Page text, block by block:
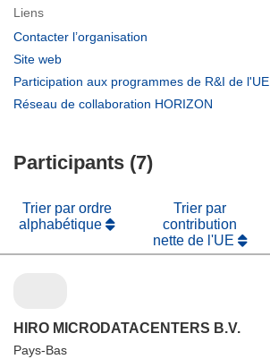
Liens
Contacter l’organisation
fenêtre)
Site web
dans
une
Participation aux programmes de R&I de l'UE
Réseau de collaboration HORIZON
Participants (7)
Trier par ordre
alphabétique
Trier par
contribution
nette de l'UE
HIRO MICRODATACENTERS B.V.
Pays-Bas